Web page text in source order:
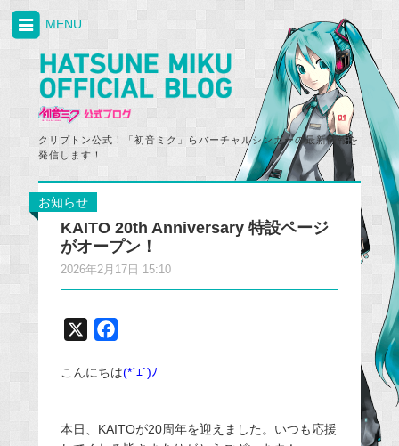
クリプトン公式！「初音ミク」らバーチャルシンガーの最新情報を
発信します！
MENU
お知らせ
KAITO 20th Anniversary 特設ページ
がオープン！
2026年2月17日 15:10
c
b
こんにちは(*´ｴ`)ﾉ
本日、KAITOが20周年を迎えました。いつも応援